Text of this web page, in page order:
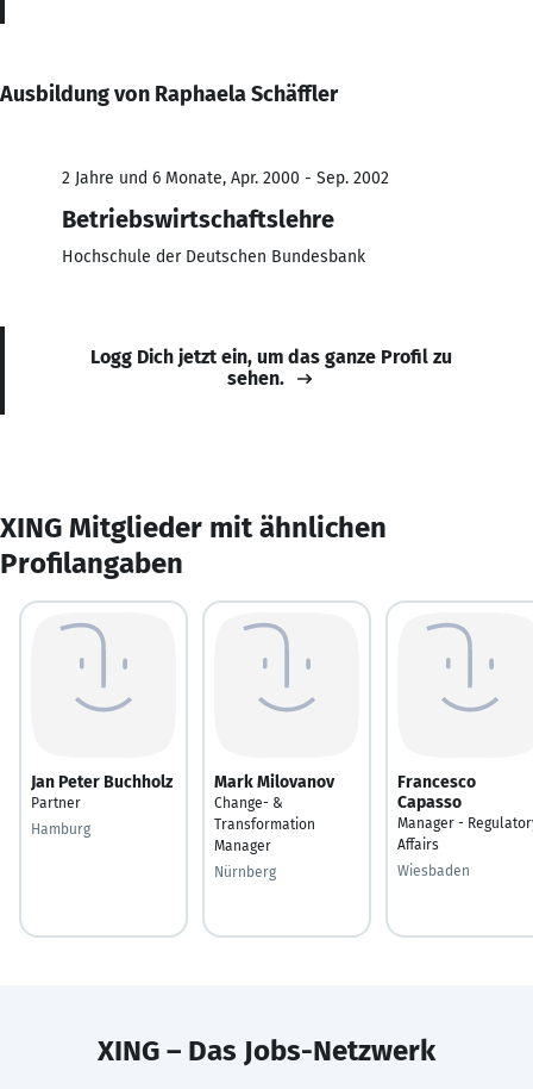
Ausbildung von Raphaela Schäffler
2 Jahre und 6 Monate, Apr. 2000 - Sep. 2002
Betriebswirtschaftslehre
Hochschule der Deutschen Bundesbank
Logg Dich jetzt ein, um das ganze Profil zu
sehen.
XING Mitglieder mit ähnlichen
Profilangaben
Jan Peter Buchholz
Partner
Hamburg
Mark Milovanov
Change- &
Transformation
Manager
Nürnberg
Francesco
Capasso
Manager -
Affairs
Wiesbaden
XING – Das Jobs-Netzwerk